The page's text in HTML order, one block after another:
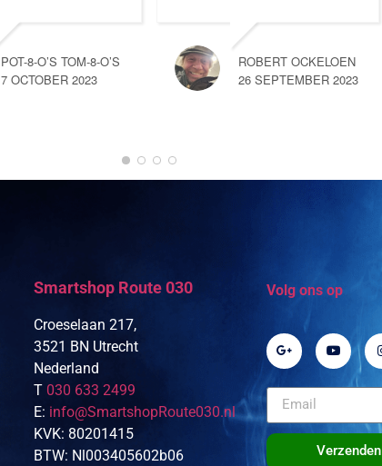
POT-8-O’S TOM-8-O’S
7 OCTOBER 2023
ROBERT OCKELOEN
26 SEPTEMBER 2023
Smartshop Route 030
Croeselaan 217,
3521 BN Utrecht
Nederland
T 030 633 2499
E: info@SmartshopRoute030.nl
KVK: 80201415
BTW: Nl003405602b06
Volg ons op
Verzenden